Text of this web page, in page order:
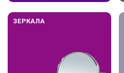
ЗЕРКАЛА